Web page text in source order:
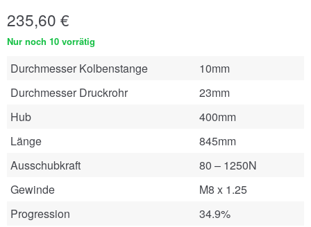
235,60 €
Nur noch 10 vorrätig
Durchmesser Kolbenstange
10mm
Durchmesser Druckrohr
23mm
Hub
400mm
Länge
845mm
Ausschubkraft
80 – 1250N
Gewinde
M8 x 1.25
Progression
34.9%